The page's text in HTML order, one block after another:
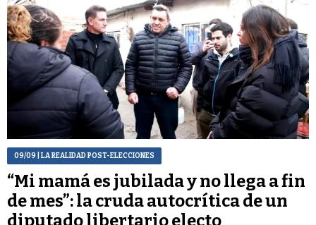
09/09 | LA REALIDAD POST-ELECCIONES
“Mi mamá es jubilada y no llega a fin
de mes”: la cruda autocrítica de un
diputado libertario electo